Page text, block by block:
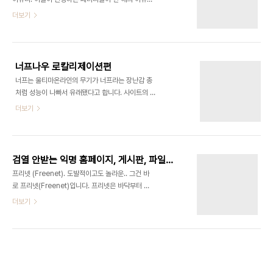
모두 담았다는 기사를 보고 재밌어서 패러디에 관련
학교 당국 비판, 정권 비판, 친북 패러디 탄압, 일베
등 제 3자의 고발 표현의 자유: 성적 표현 억압, 학생
들이 칠판, 현수막, 대자보를 사용할 경우 억압 저작
권 침해: 패션, 아이디어 등의 저작권 침해, 초상권 침
해, 학생들간의 아이디어 표절 소수자 차별: 여성차
학교의 평균 성적, 진학률, 범죄율, 폭력빈도 등으로
더보기
너프나우 로칼리제이션편
너프는 울티마온라인의 무기가 너프라는 장난감 총
처럼 성능이 나빠서 유래됐다고 합니다. 사이트의 만
화 그림에 댓글을 달 수가 있네요. 로그인을 해야 달
이 기억이 안 나네요. 사이트에 절대 날짜가 없다는게
이상하네요. 절대 시간이 없는 것은 스크린샷을 찍을
때 찍은 시간이 나오고 재접속을 유도하기 위해서인
것 같습니다. 드루팔 말고도 국내에도 게시판 중에 상
대 시간을 쓰는 것이 있고 포털 게시판에도 오늘 글은
쓰는 드루팔을 심도있게 관찰하면 관리자, 서버소유
더보기
검열 안받는 익명 홈페이지, 게시판, 파일공유 기술-프리넷
프리넷 (Freenet). 도발적이고도 놀라운.. 그건 바
로 프리넷(Freenet)입니다. 프리넷은 바닥부터 완
전히 익명성을 담보하게, 절대 검열이 되지 않도록 설
더보기